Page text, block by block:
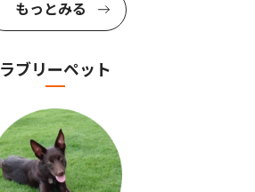
もっとみる
ラブリーペット